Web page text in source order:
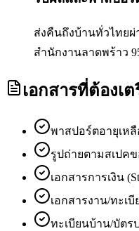
ส่งคืนถึงบ้านทั่วไทยผ่
สำนักงานลาดพร้าว
เอกสารที่ต้องเ
พาสปอร์ตอายุเหลื
รูปถ่ายตามสเปค
เอกสารการเงิน
เอกสารงาน/ทะเ
ทะเบียนบ้าน/บัตร